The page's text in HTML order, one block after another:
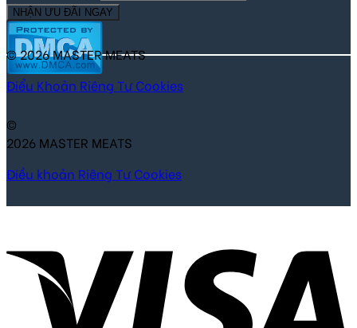
NHẬN ƯU ĐÃI NGAY
© 2026 MASTER MEATS
Điểu Khoản Riêng Tư Cookies
©
2026 MASTER MEATS
Điều khoản Riêng Tư Cookies